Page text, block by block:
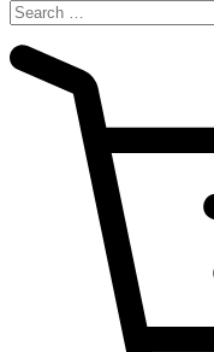
Search
for: